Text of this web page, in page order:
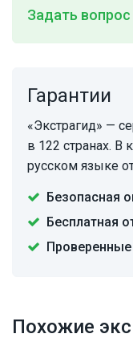
Задать вопрос
Гарантии
«Экстрагид» —
в 122 странах. В
русском языке
Безопасная
Бесплатная
Похожие